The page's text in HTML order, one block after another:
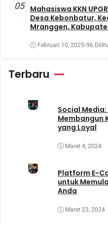
05
Mahasiswa KKN
Desa Kebonbatur,
Mranggen,
Obat Dengan
Februari 10, 2025•96
Terbaru
Social
Membangun
yang Loyal
Maret 4, 2024
Platform E-
untuk
Anda
Maret 23, 2024